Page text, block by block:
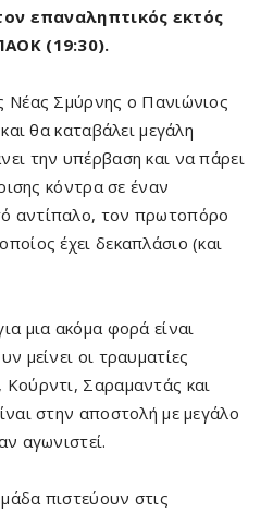
επαναληπτικός εκτός
(19:30).
Νέας Σμύρνης ο Πανιώνιος
θα καταβάλει μεγάλη
την υπέρβαση και να πάρει
κόντρα σε έναν
αντίπαλο, τον πρωτοπόρο
έχει δεκαπλάσιο (και
μια ακόμα φορά είναι
μείνει οι τραυματίες
Σαραμαντάς και
στην αποστολή με μεγάλο
αγωνιστεί.
πιστεύουν στις